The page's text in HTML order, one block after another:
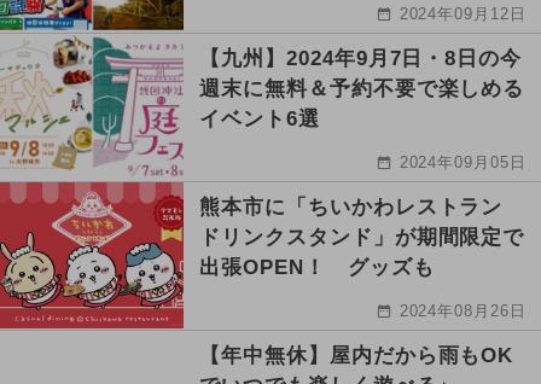
2024年09月12日
【九州】2024年9月7日・8日の今
週末に無料＆予約不要で楽しめる
イベント6選
2024年09月05日
熊本市に「ちいかわレストラン
ドリンクスタンド」が期間限定で
出張OPEN！ グッズも
2024年08月26日
【年中無休】屋内だから雨もOK